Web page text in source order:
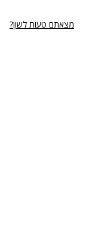
מצאתם טעות לשון?